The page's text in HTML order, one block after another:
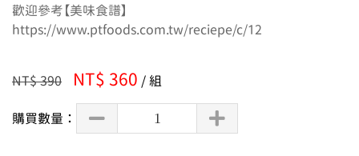
歡迎參考【美味食譜】
https://www.ptfoods.com.tw/reciepe/c/12
NT$ 390 NT$ 360 / 組
購買數量：